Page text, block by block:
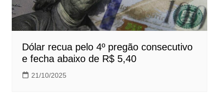
Dólar recua pelo 4º pregão consecutivo
e fecha abaixo de R$ 5,40
21/10/2025